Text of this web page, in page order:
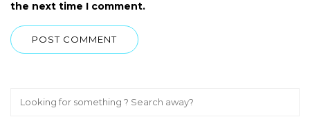
the next time I comment.